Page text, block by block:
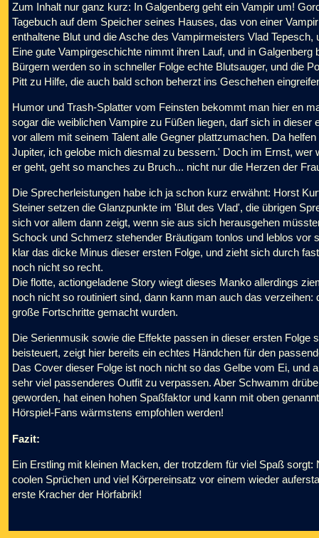
Zum Inhalt nur ganz kurz: In Galgenberg geht ein Vampir um!
Tagebuch auf dem Speicher seines Hauses, das von einer
enthaltene Blut und die Asche des Vampirmeisters Vlad
Eine gute Vampirgeschichte nimmt ihren Lauf, und in
Bürgern werden so in schneller Folge echte Blutsauger, und die
Pitt zu Hilfe, die auch bald schon beherzt ins Geschehen
Humor und Trash-Splatter vom Feinsten bekommt man hier en
sogar die weiblichen Vampire zu Füßen liegen, darf sich in
vor allem mit seinem Talent alle Gegner plattzumachen. Da
Jupiter, ich gelobe mich diesmal zu bessern.' Doch im Ernst,
er geht, geht so manches zu Bruch... nicht nur die Herzen der
Die Sprecherleistungen habe ich ja schon kurz erwähnt: Horst
Steiner setzen die Glanzpunkte im 'Blut des Vlad', die übrigen
sich vor allem dann zeigt, wenn sie aus sich herausgehen
Schock und Schmerz stehender Bräutigam tonlos und leblos
klar das dicke Minus dieser ersten Folge, und zieht sich durch
noch nicht so recht.
Die flotte, actiongeladene Story wiegt dieses Manko allerdings
noch nicht so routiniert sind, dann kann man auch das
große Fortschritte gemacht wurden.
Die Serienmusik sowie die Effekte passen in dieser ersten
beisteuert, zeigt hier bereits ein echtes Händchen für den
Das Cover dieser Folge ist noch nicht so das Gelbe vom Ei, und
sehr viel passenderes Outfit zu verpassen. Aber Schwamm
geworden, hat einen hohen Spaßfaktor und kann mit oben
Hörspiel-Fans wärmstens empfohlen werden!
Fazit:
Ein Erstling mit kleinen Macken, der trotzdem für viel Spaß
coolen Sprüchen und viel Körpereinsatz vor einem wieder
erste Kracher der Hörfabrik!